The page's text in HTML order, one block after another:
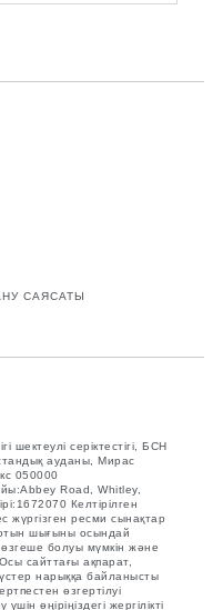
САЯСАТЫ
шектеулі серіктестігі, БСН
ауданы, Мирас
050000
Road, Whitley,
Келтірілген
жүргізген ресми сынақтар
отын шығыны осындай
болуы мүмкін және
сайттағы ақпарат,
нарыққа байланысты
өзгертілуі
өңіріңіздегі жергілікті